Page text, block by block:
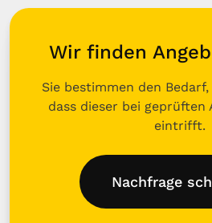
Wir finden
Sie bestimmen den
dass dieser bei geprüften
eintrifft.
Nachfrage